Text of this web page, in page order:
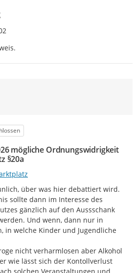
Äußerung
mögliche Ordnungswidrigkeit
§20a
über was hier debattiert wird.
sollte dann im Interesse des
gänzlich auf den Aussschank
Und wenn, dann nur in
in welche Kinder und Jugendliche
nicht verharmlosen aber Alkohol
wie lässt sich der Kontollverlust